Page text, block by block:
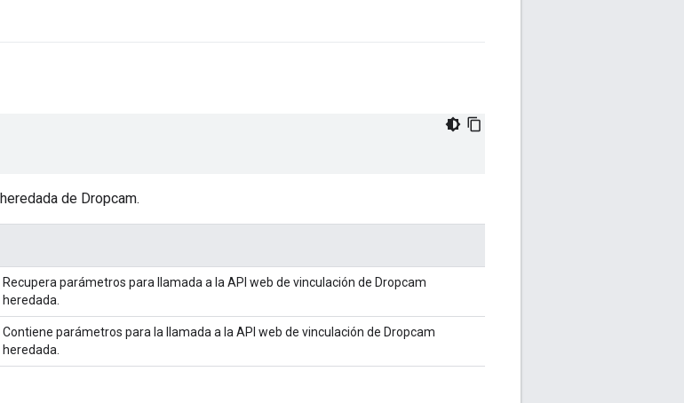
de Dropcam.
Recupera parámetros para llamada a la API web de vinculación de Dropcam
heredada.
Contiene parámetros para la llamada a la API web de vinculación de Dropcam
heredada.